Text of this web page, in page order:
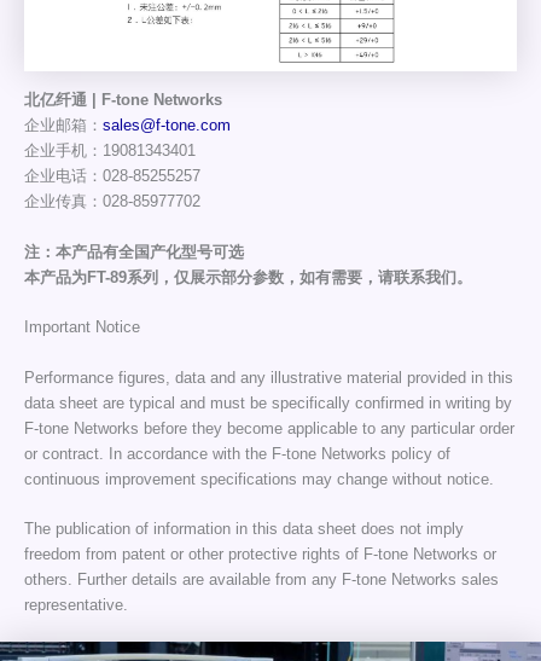
北亿纤通 | F-tone Networks
企业邮箱： sales@f-tone.com
企业手机：19081343401
企业电话：028-85255257
企业传真：028-85977702
注：本产品有全国产化型号可选
本产品为FT-89系列，仅展示部分参数，如有需要，请联系我们。
Important Notice
Performance figures, data and any illustrative material provided in this
data sheet are typical and must be specifically confirmed in writing by
F-tone Networks before they become applicable to any particular order
or contract. In accordance with the F-tone Networks policy of
continuous improvement specifications may change without notice.
The publication of information in this data sheet does not imply
freedom from patent or other protective rights of F-tone Networks or
others. Further details are available from any F-tone Networks sales
representative.